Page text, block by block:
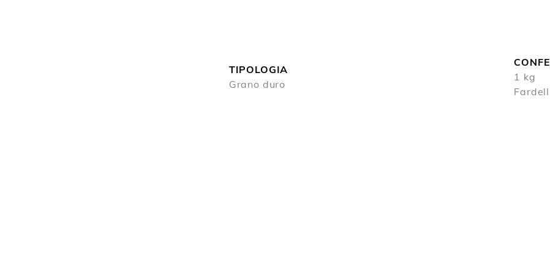
TIPOLOGIA
Grano duro
1 kg